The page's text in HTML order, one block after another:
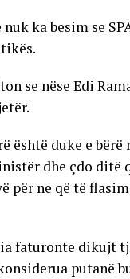
ka besim se
se nëse Edi
është duke e
dhe çdo ditë
për ne që të
faturonte dikujt
putanë